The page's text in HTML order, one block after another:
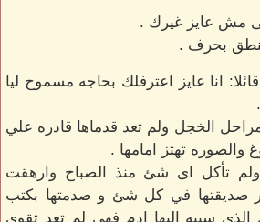
مش عايز غيرك .
بحرف .
انا عايز اعترفلك بحاجه مسموح ليا
الخجل ولم تعد قدماها قادره علي
والصوره تهتز امامها .
ولم تأكل اى شئ منذ الصباح وارهقت
صديقتها في كل شئ و صدمتها بكتب
الذى سببه اليها ادم فهى لم تعد تقوى